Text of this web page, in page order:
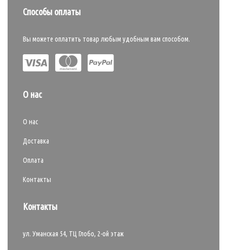
Способы оплаты
Вы можете оплатить товар любым удобным вам способом.
О нас
О нас
Доставка
Оплата
Контакты
Контакты
ул. Уманская 54, ТЦ Глобо, 2-ой этаж